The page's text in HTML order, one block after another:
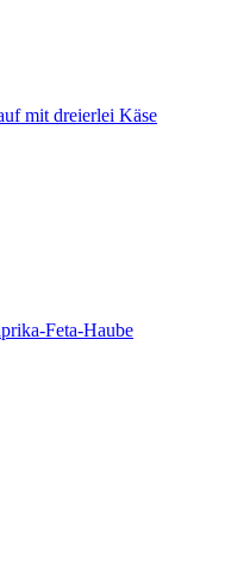
mit dreierlei Käse
Feta-Haube